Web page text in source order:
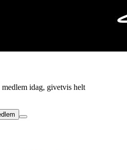
idag, givetvis helt